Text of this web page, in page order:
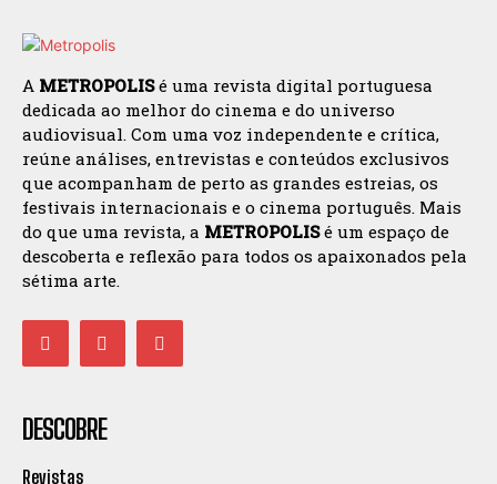
A METROPOLISé uma revista digital portuguesa
dedicada ao melhor do cinema e do universo
audiovisual. Com uma voz independente e crítica,
reúne análises, entrevistas e conteúdos exclusivos
que acompanham de perto as grandes estreias, os
festivais internacionais e o cinema português. Mais
do que uma revista, a METROPOLISé um espaço de
descoberta e reflexão para todos os apaixonados pela
sétima arte.
DESCOBRE
Revistas